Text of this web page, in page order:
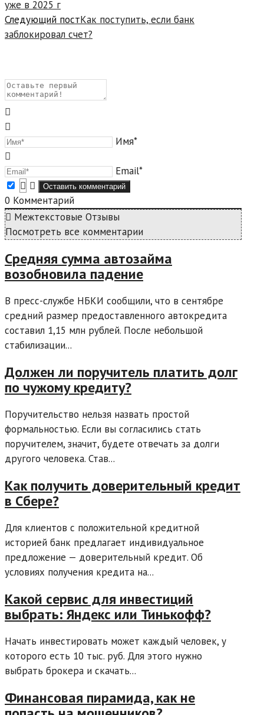
уже в 2025 г
Следующий постКак поступить, если банк
заблокировал счет?
Имя*
Email*
0 Комментарий
Межтекстовые Отзывы
Посмотреть все комментарии
Средняя сумма автозайма
возобновила падение
В пресс-службе НБКИ сообщили, что в сентябре
средний размер предоставленного автокредита
составил 1,15 млн рублей. После небольшой
стабилизации...
Должен ли поручитель платить долг
по чужому кредиту?
Поручительство нельзя назвать простой
формальностью. Если вы согласились стать
поручителем, значит, будете отвечать за долги
другого человека. Став...
Как получить доверительный кредит
в Сбере?
Для клиентов с положительной кредитной
историей банк предлагает индивидуальное
предложение — доверительный кредит. Об
условиях получения кредита на...
Какой сервис для инвестиций
выбрать: Яндекс или Тинькофф?
Начать инвестировать может каждый человек, у
которого есть 10 тыс. руб. Для этого нужно
выбрать брокера и скачать...
Финансовая пирамида, как не